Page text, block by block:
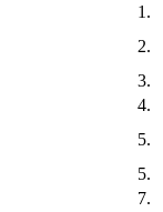
1.
2.
3.
4.
5.
5.
7.